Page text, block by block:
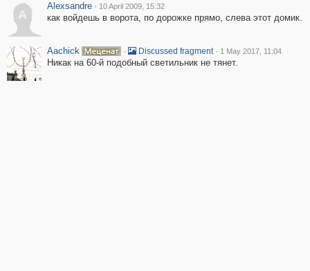
A
Alexsandre · 10 April 2009, 15:32
как войдешь в ворота, по дорожке прямо, слева этот домик.
Aachick · Discussed fragment · 1 May 2017, 11:04
Никак на 60-й подобный светильник не тянет.